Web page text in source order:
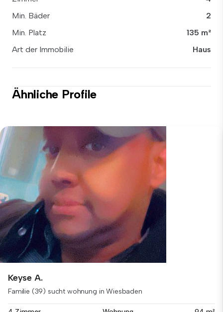
Min. Bäder
2
Min. Platz
135 m²
Art der Immobilie
Haus
Ähnliche Profile
Keyse A.
Familie (39) sucht wohnung in Wiesbaden